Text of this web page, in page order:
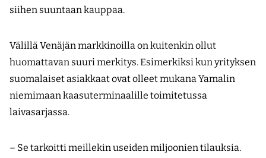
siihen suuntaan kauppaa.
Välillä Venäjän markkinoilla on kuitenkin ollut
huomattavan suuri merkitys. Esimerkiksi kun yrityksen
suomalaiset asiakkaat ovat olleet mukana Yamalin
niemimaan kaasuterminaalille toimitetussa
laivasarjassa.
– Se tarkoitti meillekin useiden miljoonien tilauksia.